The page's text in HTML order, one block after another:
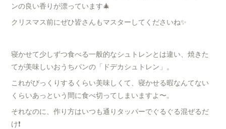
ンの良い香りが漂っています🎄
クリスマス前にぜひ皆さんもマスターしてくださいね✨
寝かせて少しずつ食べる一般的なシュトレンとは違い、焼きた
てが美味しいおうちパンの「ドデカシュトレン」。
これがびっくりするくらい美味しくて、寝かせる暇なんてない
くらいあっという間に食べ切ってしまいますよ〜。
それなのに、作り方はいつも通りタッパーでぐるぐる混ぜるだ
け❗️